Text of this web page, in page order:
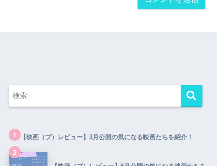
1 【映画（プ）レビュー】3月公開の気になる映画たちを紹介！
2